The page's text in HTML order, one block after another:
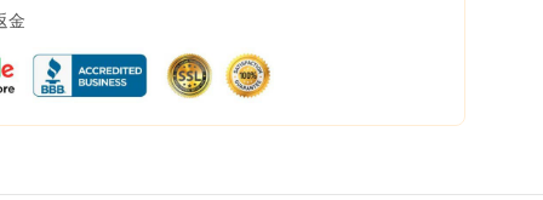
金